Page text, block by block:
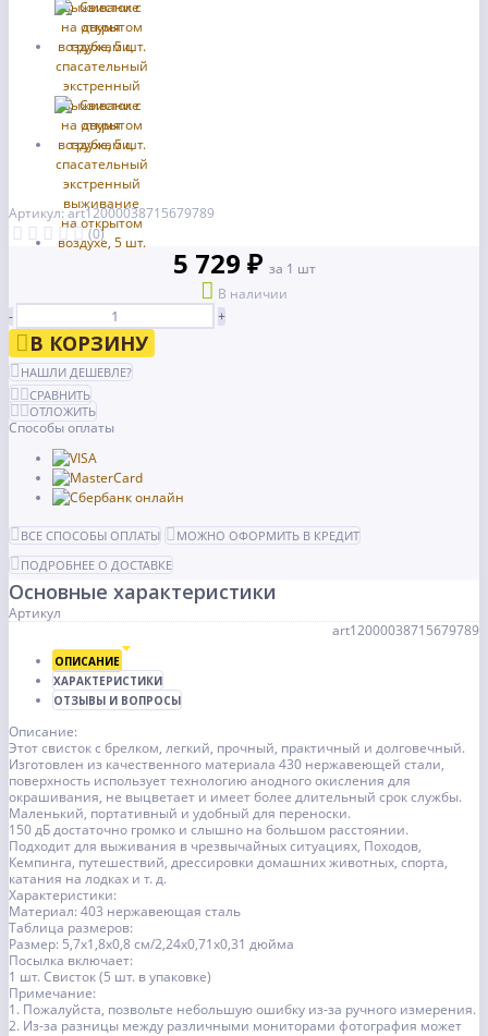
Артикул: art12000038715679789
(0)
5 729 ₽ за 1 шт
В наличии
-
+
В КОРЗИНУ
НАШЛИ ДЕШЕВЛЕ?
СРАВНИТЬ
ОТЛОЖИТЬ
Способы оплаты
ВСЕ СПОСОБЫ ОПЛАТЫ
МОЖНО ОФОРМИТЬ В КРЕДИТ
ПОДРОБНЕЕ О ДОСТАВКЕ
Основные характеристики
Артикул
art12000038715679789
ОПИСАНИЕ
ХАРАКТЕРИСТИКИ
ОТЗЫВЫ И ВОПРОСЫ
Описание:
Этот свисток с брелком, легкий, прочный, практичный и долговечный.
Изготовлен из качественного материала 430 нержавеющей стали,
поверхность использует технологию анодного окисления для
окрашивания, не выцветает и имеет более длительный срок службы.
Маленький, портативный и удобный для переноски.
150 дБ достаточно громко и слышно на большом расстоянии.
Подходит для выживания в чрезвычайных ситуациях, Походов,
Кемпинга, путешествий, дрессировки домашних животных, спорта,
катания на лодках и т. д.
Характеристики:
Материал: 403 нержавеющая сталь
Таблица размеров:
Размер: 5,7x1,8x0,8 см/2,24x0,71x0,31 дюйма
Посылка включает:
1 шт. Свисток (5 шт. в упаковке)
Примечание:
1. Пожалуйста, позвольте небольшую ошибку из-за ручного измерения.
2. Из-за разницы между различными мониторами фотография может